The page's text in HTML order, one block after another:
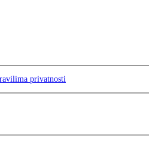
privatnosti